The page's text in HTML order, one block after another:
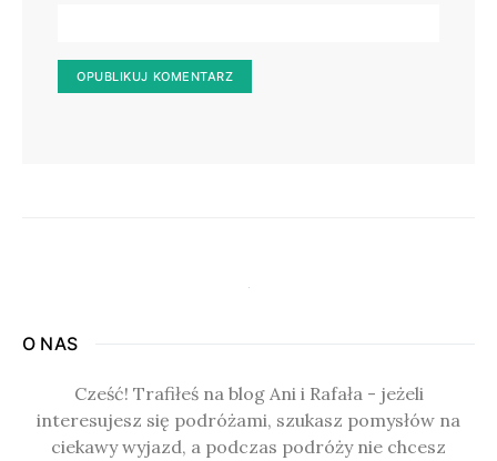
O NAS
Cześć! Trafiłeś na blog Ani i Rafała - jeżeli
interesujesz się podróżami, szukasz pomysłów na
ciekawy wyjazd, a podczas podróży nie chcesz